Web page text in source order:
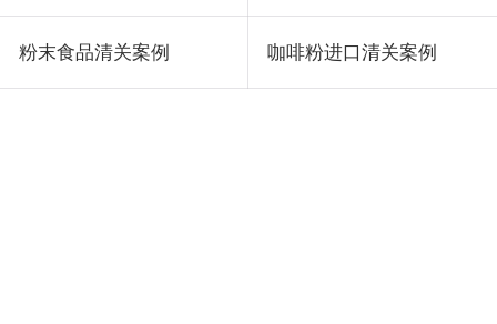
粉末食品清关案例 咖啡粉进口清关案例